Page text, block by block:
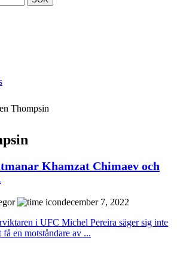
Thompsin
Khamzat Chimaev och
december 7, 2022
i UFC Michel Pereira säger sig inte
en motståndare av ...